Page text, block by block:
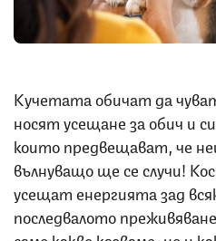
Кучетата обичат да
носят усещане за обич и
които предвещават, че
вълнуващо ще се случи!
усещат енергията зад
последвалото